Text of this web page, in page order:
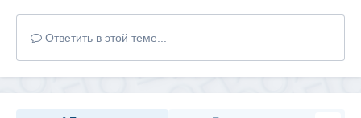
Ответить в этой теме...